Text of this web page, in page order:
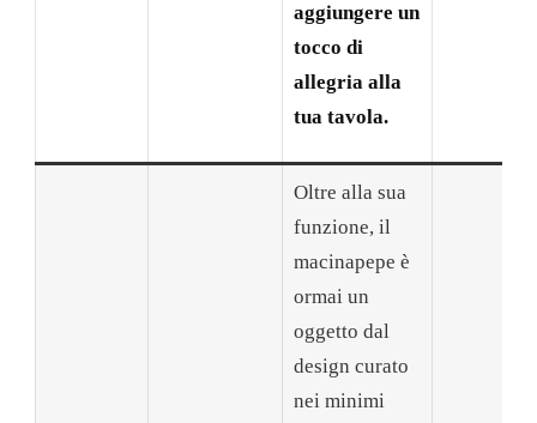
aggiungere un
tocco di
allegria alla
tua tavola.
Oltre alla sua
funzione, il
macinapepe è
ormai un
oggetto dal
design curato
nei minimi